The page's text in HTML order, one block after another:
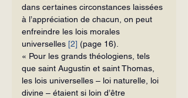
dans certaines cir­constances laissées
à l’appréciation de chacun, on peut
enfreindre les lois mo­rales
universelles [2] (page 16).
« Pour les grands théologiens, tels
que saint Augustin et saint Thomas,
les lois universelles – loi naturelle, loi
divine – étaient si loin d’être